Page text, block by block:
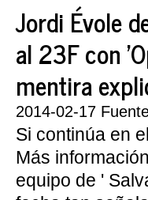
Jordi Évole
al 23F con
mentira
2014-02-17
Si continúa en
Más
equipo de '